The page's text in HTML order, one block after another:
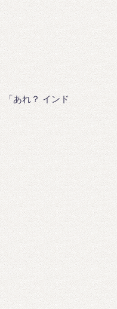
「あれ？ インド